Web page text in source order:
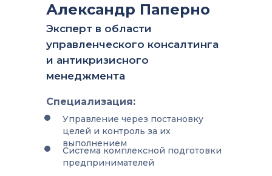
Александр Паперно
Эксперт в области
управленческого консалтинга
и антикризисного
менеджмента
Специализация:
Управление через постановку
целей и контроль за их
выполнением
Система комплексной подготовки
предпринимателей